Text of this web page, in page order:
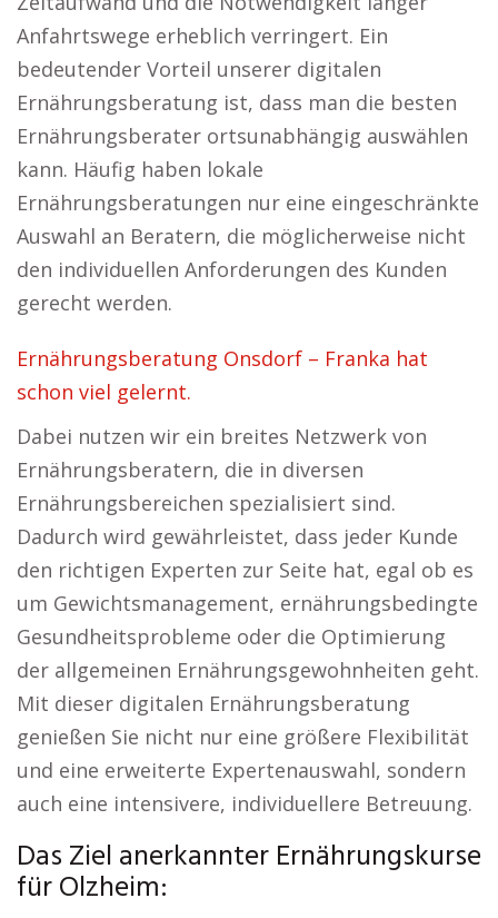
Anfahrtswege erheblich verringert. Ein
bedeutender Vorteil unserer digitalen
Ernährungsberatung ist, dass man die besten
Ernährungsberater ortsunabhängig auswählen
kann. Häufig haben lokale
Ernährungsberatungen nur eine eingeschränkte
Auswahl an Beratern, die möglicherweise nicht
den individuellen Anforderungen des Kunden
gerecht werden.
Ernährungsberatung Onsdorf – Franka hat
schon viel gelernt.
Dabei nutzen wir ein breites Netzwerk von
Ernährungsberatern, die in diversen
Ernährungsbereichen spezialisiert sind.
Dadurch wird gewährleistet, dass jeder Kunde
den richtigen Experten zur Seite hat, egal ob es
um Gewichtsmanagement, ernährungsbedingte
Gesundheitsprobleme oder die Optimierung
der allgemeinen Ernährungsgewohnheiten geht.
Mit dieser digitalen Ernährungsberatung
genießen Sie nicht nur eine größere Flexibilität
und eine erweiterte Expertenauswahl, sondern
auch eine intensivere, individuellere Betreuung.
Das Ziel anerkannter Ernährungskurse
für Olzheim: